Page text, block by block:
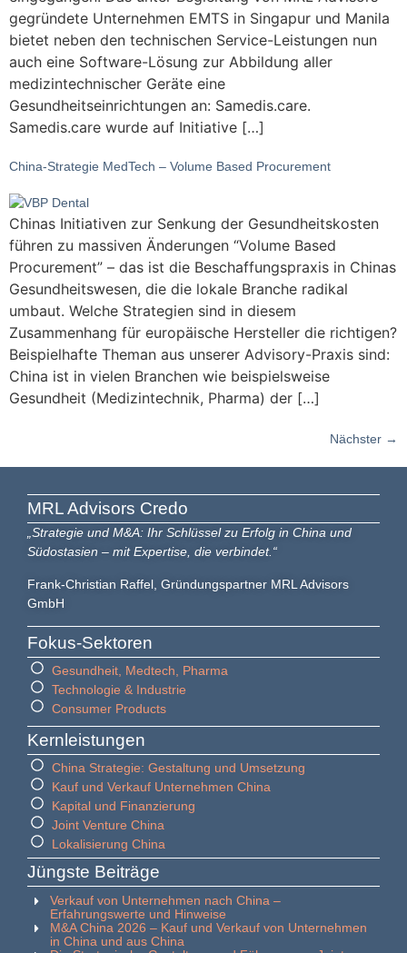
gegründete Unternehmen EMTS in Singapur und Manila
bietet neben den technischen Service-Leistungen nun
auch eine Software-Lösung zur Abbildung aller
medizintechnischer Geräte eine
Gesundheitseinrichtungen an: Samedis.care.
Samedis.care wurde auf Initiative […]
China-Strategie MedTech – Volume Based Procurement
Chinas Initiativen zur Senkung der Gesundheitskosten
führen zu massiven Änderungen “Volume Based
Procurement” – das ist die Beschaffungspraxis in Chinas
Gesundheitswesen, die die lokale Branche radikal
umbaut. Welche Strategien sind in diesem
Zusammenhang für europäische Hersteller die richtigen?
Beispielhafte Theman aus unserer Advisory-Praxis sind:
China ist in vielen Branchen wie beispielsweise
Gesundheit (Medizintechnik, Pharma) der […]
Nächster →
MRL Advisors​ Credo
„Strategie und M&A: Ihr Schlüssel zu Erfolg in China und
Südostasien – mit Expertise, die verbindet.“
Frank-Christian Raffel, Gründungspartner MRL Advisors
GmbH
Fokus-Sektoren
Gesundheit, Medtech, Pharma
Technologie & Industrie
Consumer Products
Kernleistungen
China Strategie: Gestaltung und Umsetzung
Kauf und Verkauf Unternehmen China
Kapital und Finanzierung
Joint Venture China
Lokalisierung China
Jüngste Beiträge
Verkauf von Unternehmen nach China –
Erfahrungswerte und Hinweise
M&A China 2026 – Kauf und Verkauf von Unternehmen
in China und aus China